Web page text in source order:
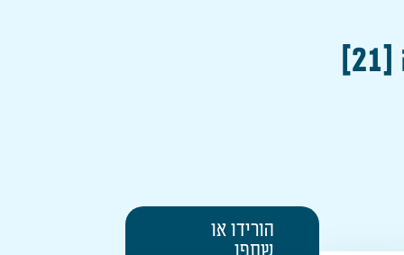
הורידו או